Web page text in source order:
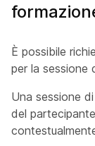
È possibile
per la sessione
Una sessione
del